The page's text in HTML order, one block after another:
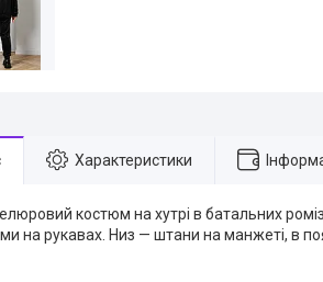
Характеристики
костюм на хутрі в батальних
на рукавах. Низ — штани на манжеті, в